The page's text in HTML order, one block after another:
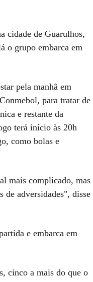
cidade de Guarulhos,
o grupo embarca em
pela manhã em
para tratar de
e restante da
terá início às 20h
como bolas e
mais complicado, mas
de adversidades", disse
e embarca em
cinco a mais do que o